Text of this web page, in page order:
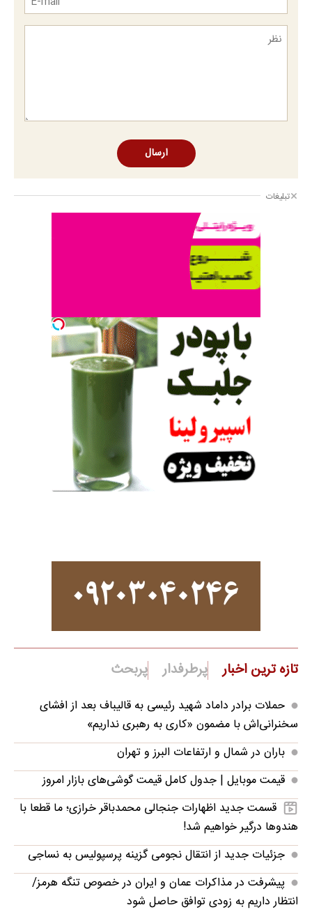
ارسال
تبلیغات
تازه ترین اخبار پرطرفدار پربحث
حملات برادر داماد شهید رئیسی به قالیباف بعد از افشای
سخنرانی‌اش با مضمون «کاری به رهبری نداریم»
باران در شمال و ارتفاعات البرز و تهران
قیمت موبایل‌ | جدول کامل قیمت گوشی‌های بازار امروز
قسمت جدید اظهارات جنجالی محمدباقر خرازی؛ ما قطعا با
هندوها درگیر خواهیم شد!
جزئیات جدید از انتقال نجومی گزینه پرسپولیس به نساجی
پیشرفت در مذاکرات عمان و ایران در خصوص تنگه هرمز/
انتظار داریم به زودی توافق حاصل شود